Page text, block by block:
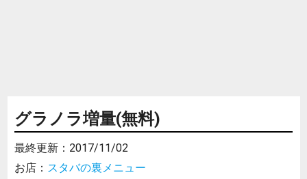
グラノラ増量(無料)
最終更新： 2017/11/02
お店： スタバの裏メニュー